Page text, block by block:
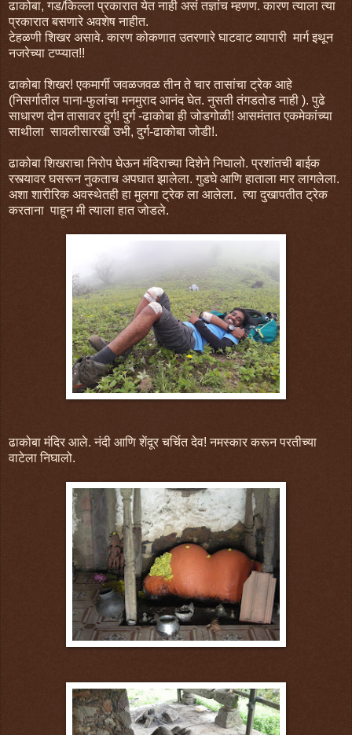
ढाकोबा, गड/किल्ला प्रकारात येत नाही असं तज्ञांच म्हणण. कारण त्याला त्या
प्रकारात बसणारे अवशेष नाहीत.
टेहळणी शिखर असावे. कारण कोकणात उतरणारे घाटवाट व्यापारी मार्ग इथून
नजरेच्या टप्प्यात!!
ढाकोबा शिखर! एकमार्गी जवळजवळ तीन ते चार तासांचा ट्रेक आहे
(निसर्गातील पाना-फुलांचा मनमुराद आनंद घेत. नुसती तंगडतोड नाही ). पुढे
साधारण दोन तासावर दुर्ग! दुर्ग -ढाकोबा ही जोडगोळी! आसमंतात एकमेकांच्या
साथीला सावलीसारखी उभी, दुर्ग-ढाकोबा जोडी!.
ढाकोबा शिखराचा निरोप घेऊन मंदिराच्या दिशेने निघालो. प्रशांतची बाईक
रस्त्यावर घसरून नुकताच अपघात झालेला. गुडघे आणि हाताला मार लागलेला.
अशा शारीरिक अवस्थेतही हा मुलगा ट्रेक ला आलेला. त्या दुखापतीत ट्रेक
करताना पाहून मी त्याला हात जोडले.
ढाकोबा मंदिर आले. नंदी आणि शेंदूर चर्चित देव! नमस्कार करून परतीच्या
वाटेला निघालो.